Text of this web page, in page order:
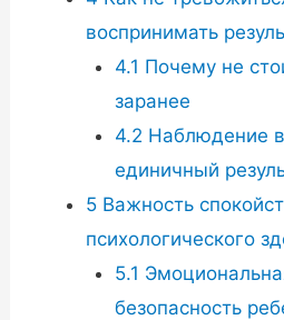
воспринимать
4.1 Почему не
заранее
4.2 Наблюдение
единичный
5 Важность
психологического
5.1
безопасность